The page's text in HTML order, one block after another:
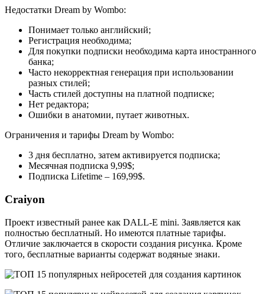
Недостатки Dream by Wombo:
Понимает только английский;
Регистрация необходима;
Для покупки подписки необходима карта иностранного
банка;
Часто некорректная генерация при использовании
разных стилей;
Часть стилей доступны на платной подписке;
Нет редактора;
Ошибки в анатомии, путает животных.
Ограничения и тарифы Dream by Wombo:
3 дня бесплатно, затем активируется подписка;
Месячная подписка 9,99$;
Подписка Lifetime – 169,99$.
Craiyon
Проект известный ранее как DALL-E mini. Заявляется как
полностью бесплатный. Но имеются платные тарифы.
Отличие заключается в скорости создания рисунка. Кроме
того, бесплатные варианты содержат водяные знаки.